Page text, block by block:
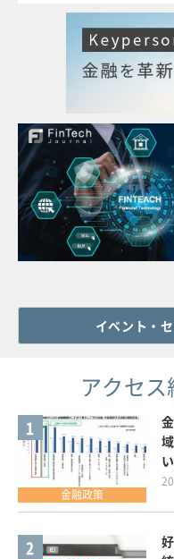
イベント・
アクセ
1
金融政策
2